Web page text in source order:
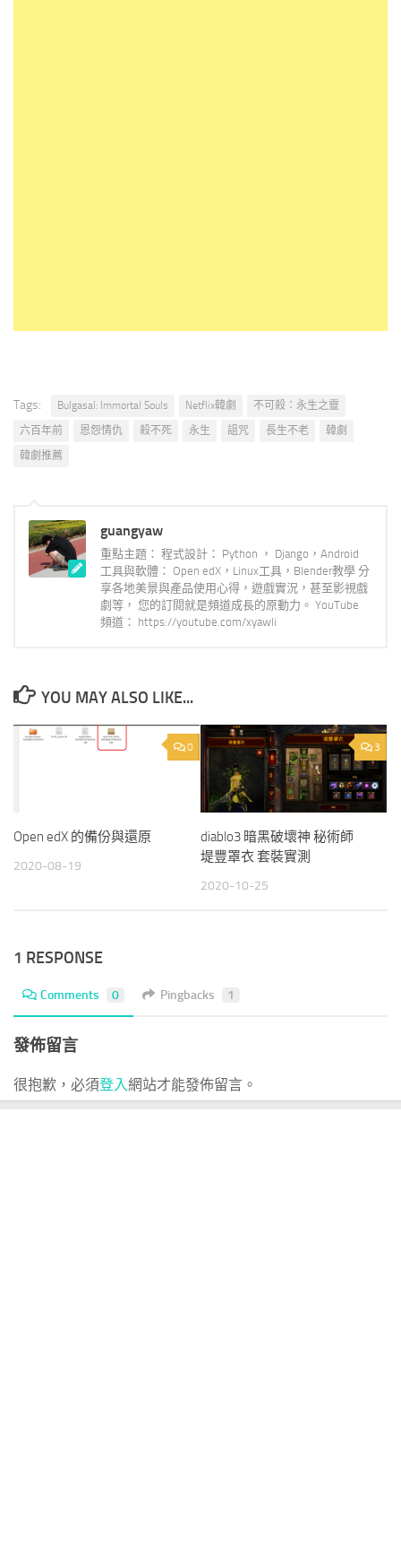
Tags: Bulgasal: Immortal Souls Netflix韓劇
不可殺：永生之靈
六百年前
恩怨情仇 殺不死 永生 詛咒 長生不老
韓劇
韓劇推薦
guangyaw
重點主題： 程式設計： Python ， Django，Android
工具與軟體： Open edX，Linux工具，Blender教學 分
享各地美景與產品使用心得，遊戲實況，甚至影視戲
劇等， 您的訂閱就是頻道成長的原動力。 YouTube
頻道： https://youtube.com/xyawli
YOU MAY ALSO LIKE...
0
Open edX 的備份與還原
2020-08-19
3
diablo3 暗黑破壞神 秘術師
堤豐罩衣 套裝實測
2020-10-25
1 RESPONSE
Comments 0 Pingbacks 1
發佈留言
很抱歉，必須登入網站才能發佈留言。